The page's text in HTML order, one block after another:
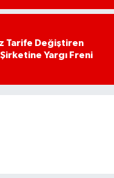
Tarife Değiştiren
Yargı Freni